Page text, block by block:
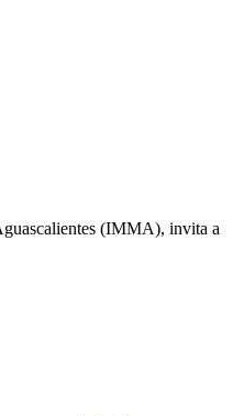
(IMMA), invita a